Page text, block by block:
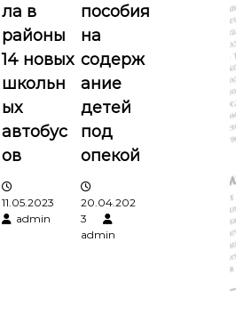
ла в
районы
14 новых
школьн
ых
автобус
ов
11.05.2023
admin
пособия
на
содерж
ание
детей
под
опекой
20.04.202
3
admin